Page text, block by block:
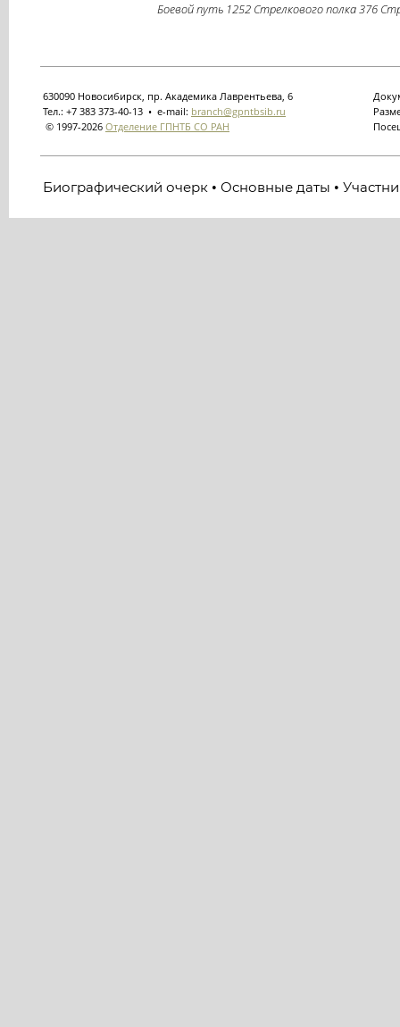
Боевой путь 1252 Стрелкового полка 376
630090 Новосибирск, пр. Академика Лаврентьева, 6
Тел.: +7 383 373-40-13 • e-mail: branch@gpntbsib.ru
© 1997-2026 Отделение ГПНТБ СО РАН
Биографический очерк • Основные даты •